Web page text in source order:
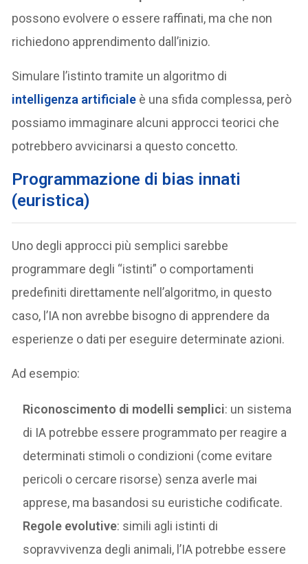
possono evolvere o essere raffinati, ma che non
richiedono apprendimento dall’inizio.
Simulare l’istinto tramite un algoritmo di
intelligenza artificiale è una sfida complessa, però
possiamo immaginare alcuni approcci teorici che
potrebbero avvicinarsi a questo concetto.
Programmazione di bias innati
(euristica)
Uno degli approcci più semplici sarebbe
programmare degli “istinti” o comportamenti
predefiniti direttamente nell’algoritmo, in questo
caso, l’IA non avrebbe bisogno di apprendere da
esperienze o dati per eseguire determinate azioni.
Ad esempio:
Riconoscimento di modelli semplici: un sistema
di IA potrebbe essere programmato per reagire a
determinati stimoli o condizioni (come evitare
pericoli o cercare risorse) senza averle mai
apprese, ma basandosi su euristiche codificate.
Regole evolutive: simili agli istinti di
sopravvivenza degli animali, l’IA potrebbe essere